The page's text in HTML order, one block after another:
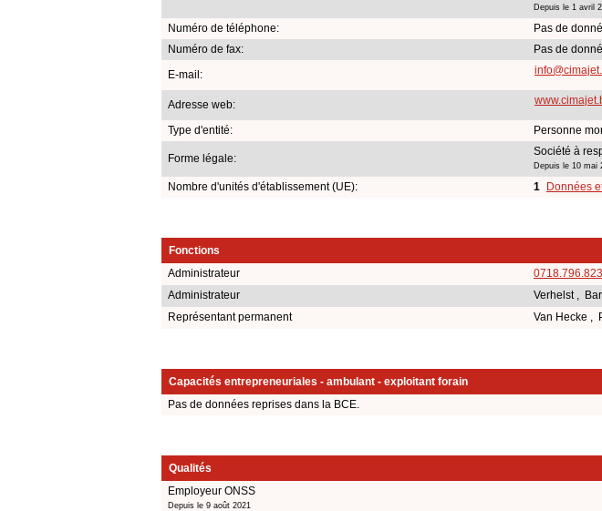
Depuis le 1 avril
Numéro de téléphone:
Pas de
Numéro de fax:
Pas de
E-mail:
Adresse web:
Type d'entité: Personne
Forme légale:
Société à
Depuis le 10 mai
Nombre d'unités d'établissement (UE): 1 Données
Fonctions
Administrateur
0718.796.823
Administrateur Verhelst ,
Représentant permanent Van Hecke ,
Capacités entrepreneuriales - ambulant - exploitant forain
Pas de données reprises dans la BCE.
Qualités
Employeur ONSS
Depuis le 9 août 2021